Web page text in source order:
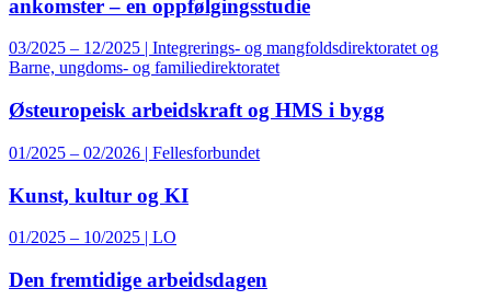
ankomster – en oppfølgingsstudie
03/2025 – 12/2025 | Integrerings- og mangfoldsdirektoratet og
Barne, ungdoms- og familiedirektoratet
Østeuropeisk arbeidskraft og HMS i bygg
01/2025 – 02/2026 | Fellesforbundet
Kunst, kultur og KI
01/2025 – 10/2025 | LO
Den fremtidige arbeidsdagen